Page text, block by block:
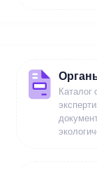
Каталог